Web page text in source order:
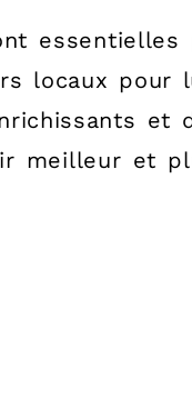
essentielles
locaux
et
meilleur et